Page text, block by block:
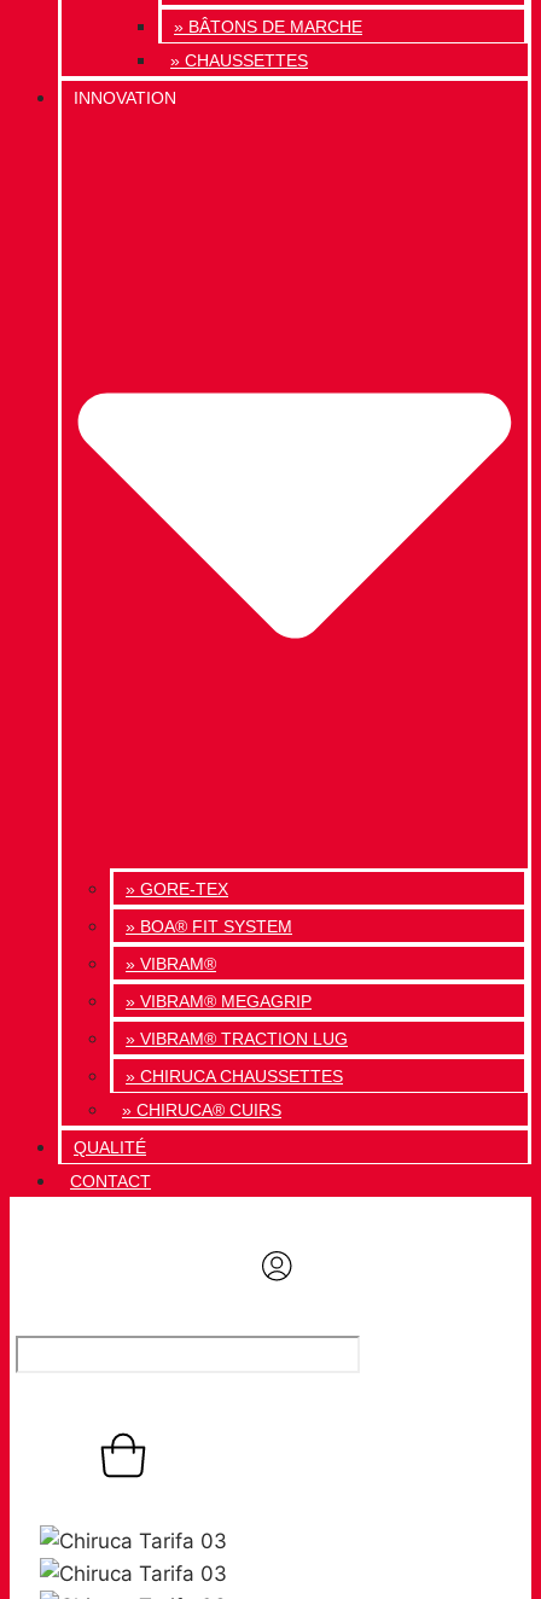
» BÂTONS DE MARCHE
» CHAUSSETTES
INNOVATION
» GORE-TEX
» BOA® FIT SYSTEM
» VIBRAM®
» VIBRAM® MEGAGRIP
» VIBRAM® TRACTION LUG
» CHIRUCA CHAUSSETTES
» CHIRUCA® CUIRS
QUALITÉ
CONTACT